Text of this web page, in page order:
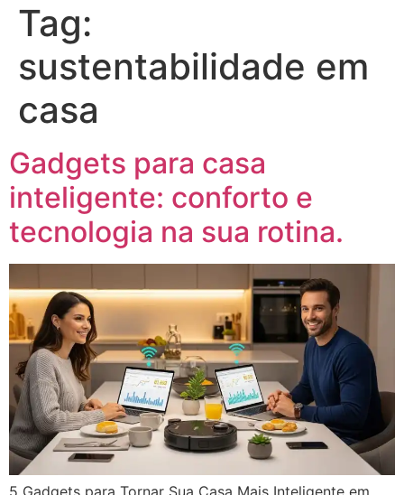
Tag:
sustentabilidade em
casa
Gadgets para casa
inteligente: conforto e
tecnologia na sua rotina.
5 Gadgets para Tornar Sua Casa Mais Inteligente em